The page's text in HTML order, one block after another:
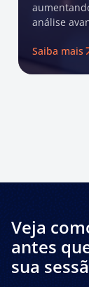
análise
Saiba mais
Veja
antes
sua